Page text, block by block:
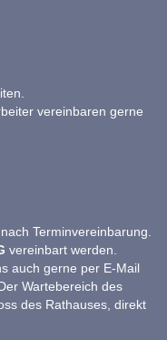
vereinbaren gerne
Terminvereinbarung.
vereinbart werden.
auch gerne per E-Mail
Wartebereich des
des Rathauses, direkt